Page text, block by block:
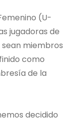
(U-
jugadoras de
sean miembros
como
de la
decidido